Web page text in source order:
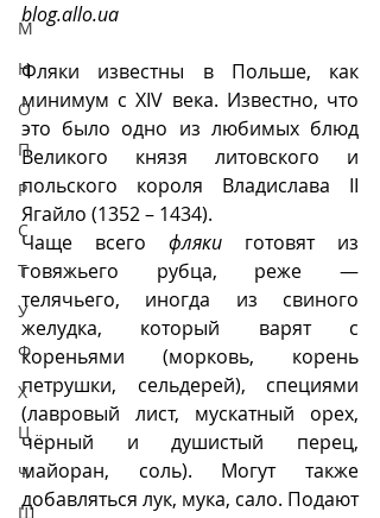
М
Н
О
П
Р
С
Т
У
Ф
Х
Ц
Ч
Ш
blog.allo.ua
Фляки известны в Польше, как
минимум с XIV века. Известно, что
это было одно из любимых блюд
Великого князя литовского и
польского короля Владислава II
Ягайло (1352 – 1434).
Чаще всего фляки готовят из
говяжьего рубца, реже —
телячьего, иногда из свиного
желудка, который варят с
кореньями (морковь, корень
петрушки, сельдерей), специями
(лавровый лист, мускатный орех,
чёрный и душистый перец,
майоран, соль). Могут также
добавляться лук, мука, сало. Подают